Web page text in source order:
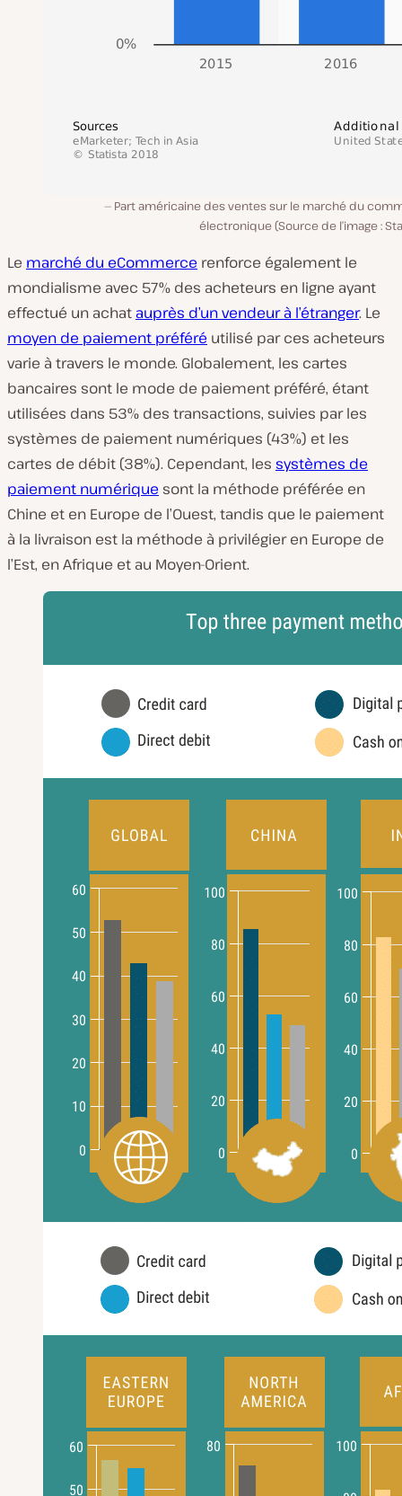
Part américaine des ventes sur le marché du
électronique (Source de l’image :
Le marché du eCommerce renforce également le
mondialisme avec 57% des acheteurs en ligne ayant
effectué un achat auprès d’un vendeur à l’étranger. Le
moyen de paiement préféré utilisé par ces acheteurs
varie à travers le monde. Globalement, les cartes
bancaires sont le mode de paiement préféré, étant
utilisées dans 53% des transactions, suivies par les
systèmes de paiement numériques (43%) et les
cartes de débit (38%). Cependant, les systèmes de
paiement numérique sont la méthode préférée en
Chine et en Europe de l’Ouest, tandis que le paiement
à la livraison est la méthode à privilégier en Europe de
l’Est, en Afrique et au Moyen-Orient.